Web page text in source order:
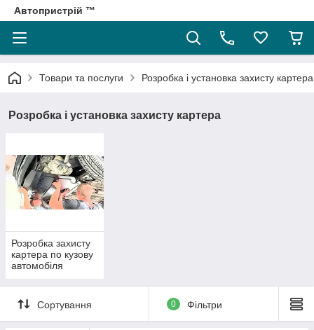
Автопристрій ™
Товари та послуги Розробка і установка захисту картера
Розробка і установка захисту картера
Розробка захисту
картера по кузову
автомобіля
Сортування 0 Фільтри